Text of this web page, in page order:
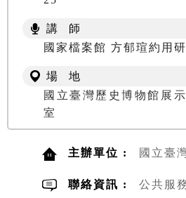
講 師
國家檔案館 方郁瑄約用
場 地
國立臺灣歷史博物館展
室
主辦單位 : 國立臺
聯絡資訊 :
公共服